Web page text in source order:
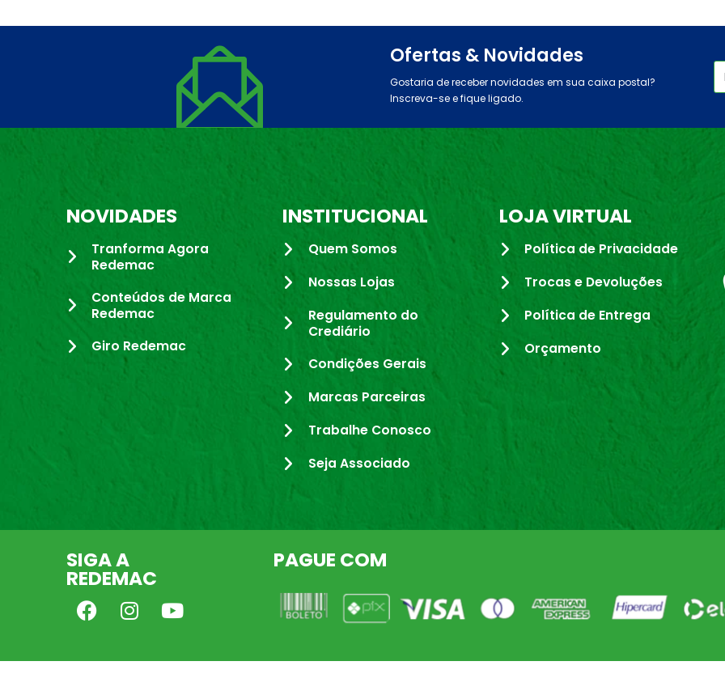
Ofertas & Novidades
Gostaria de receber novidades em sua caixa postal?
Inscreva-se e fique ligado.
NOVIDADES
Tranforma Agora
Redemac
Conteúdos de Marca
Redemac
Giro Redemac
INSTITUCIONAL
Quem Somos
Nossas Lojas
Regulamento do
Crediário
Condições Gerais
Marcas Parceiras
Trabalhe Conosco
Seja Associado
LOJA VIRTUAL
Política de Privacidade
Trocas e Devoluções
Política de Entrega
Orçamento
SIGA A
REDEMAC
PAGUE COM